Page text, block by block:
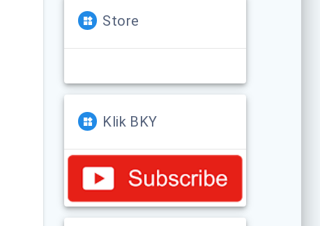
Store
Klik BKY